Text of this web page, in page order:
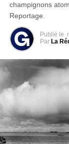
champignons
Reportage.
Publié le
Par La